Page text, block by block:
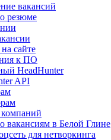
вакансий
резюме
сайте
к ПО
HeadHunter
API
компаний
вакансиям в Белой Глине
для нетворкинга